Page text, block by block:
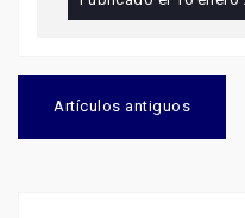
Artículos antiguos